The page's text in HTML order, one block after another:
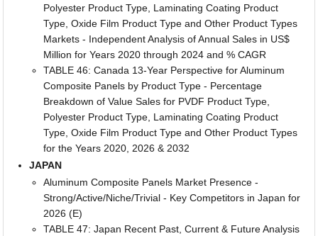
Polyester Product Type, Laminating Coating Product
Type, Oxide Film Product Type and Other Product Types
Markets - Independent Analysis of Annual Sales in US$
Million for Years 2020 through 2024 and % CAGR
TABLE 46: Canada 13-Year Perspective for Aluminum
Composite Panels by Product Type - Percentage
Breakdown of Value Sales for PVDF Product Type,
Polyester Product Type, Laminating Coating Product
Type, Oxide Film Product Type and Other Product Types
for the Years 2020, 2026 & 2032
JAPAN
Aluminum Composite Panels Market Presence -
Strong/Active/Niche/Trivial - Key Competitors in Japan for
2026 (E)
TABLE 47: Japan Recent Past, Current & Future Analysis